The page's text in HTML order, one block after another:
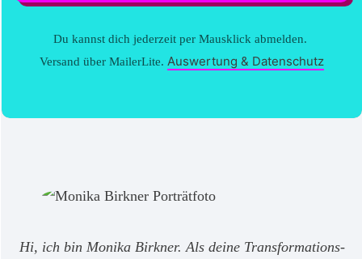
Du kannst dich jederzeit per Mausklick abmelden.
Versand über MailerLite. Auswertung & Datenschutz
Hi, ich bin Monika Birkner. Als deine Transformations-